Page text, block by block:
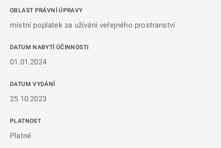
OBLAST PRÁVNÍ ÚPRAVY
místní poplatek za užívání veřejného prostranství
DATUM NABYTÍ ÚČINNOSTI
01.01.2024
DATUM VYDÁNÍ
25.10.2023
PLATNOST
Platné